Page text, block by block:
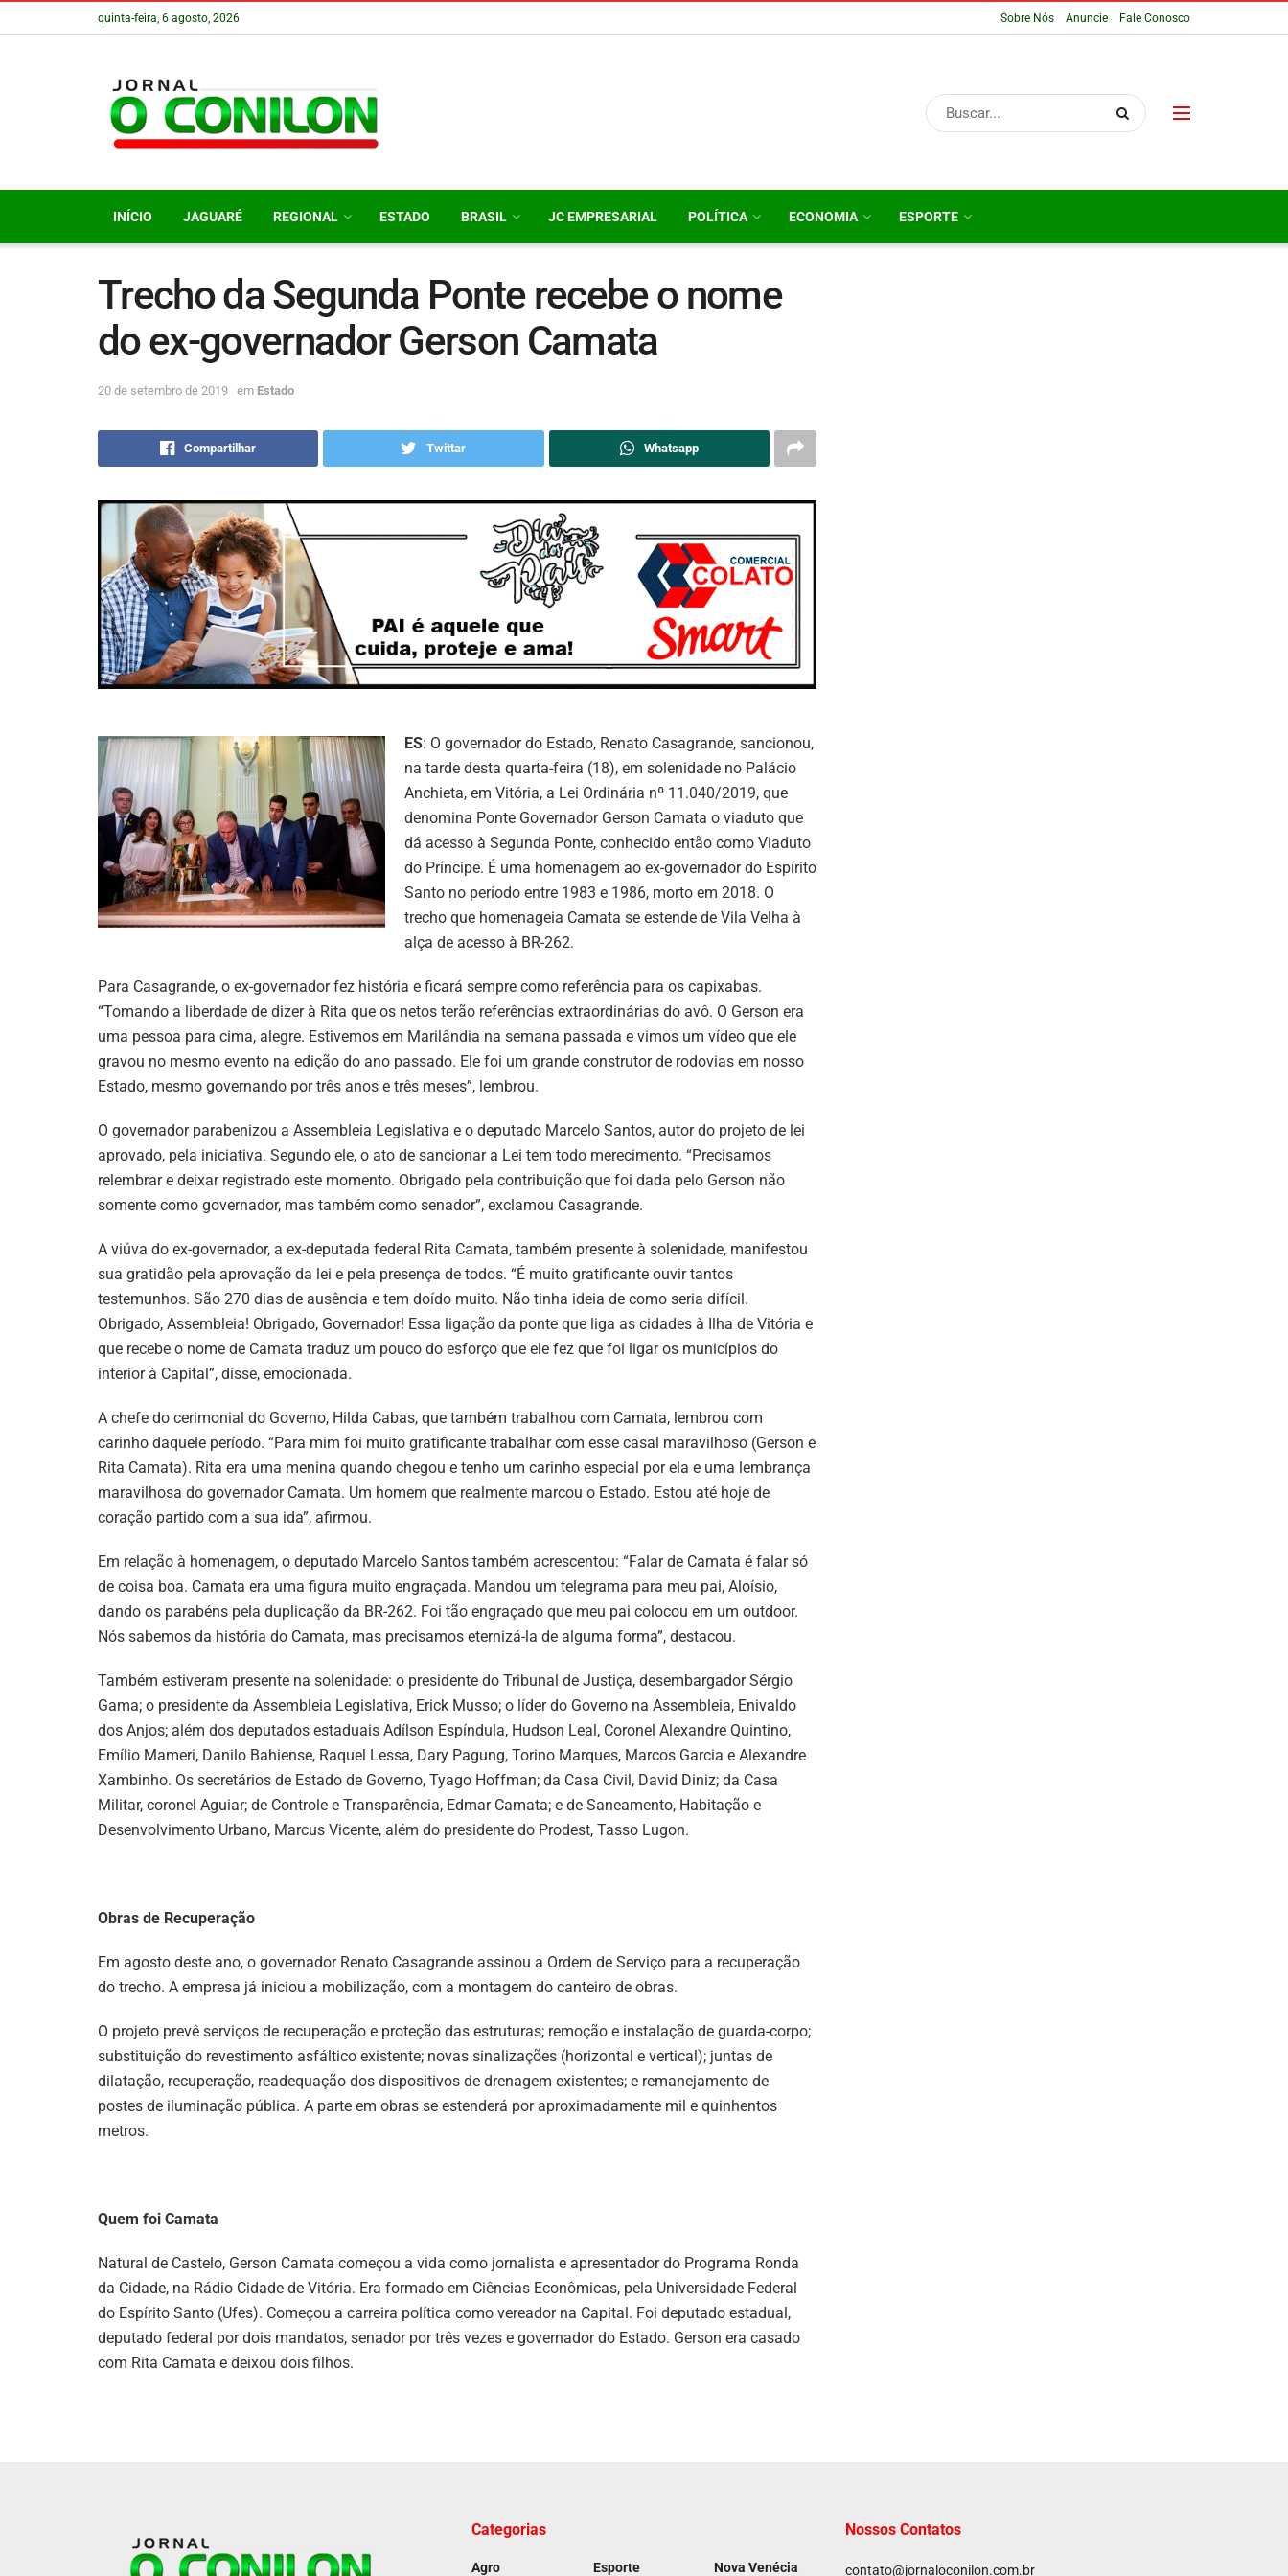
quinta-feira, 6 agosto, 2026 Sobre Nós Anuncie Fale Conosco
INÍCIO JAGUARÉ REGIONAL ESTADO BRASIL JC EMPRESARIAL POLÍTICA ECONOMIA ESPORTE
Trecho da Segunda Ponte recebe o nome
do ex-governador Gerson Camata
20 de setembro de 2019 em Estado
Compartilhar Twittar Whatsapp
ES: O governador do Estado, Renato Casagrande, sancionou,
na tarde desta quarta-feira (18), em solenidade no Palácio
Anchieta, em Vitória, a Lei Ordinária nº 11.040/2019, que
denomina Ponte Governador Gerson Camata o viaduto que
dá acesso à Segunda Ponte, conhecido então como Viaduto
do Príncipe. É uma homenagem ao ex-governador do Espírito
Santo no período entre 1983 e 1986, morto em 2018. O
trecho que homenageia Camata se estende de Vila Velha à
alça de acesso à BR-262.
Para Casagrande, o ex-governador fez história e ficará sempre como referência para os capixabas.
“Tomando a liberdade de dizer à Rita que os netos terão referências extraordinárias do avô. O Gerson era
uma pessoa para cima, alegre. Estivemos em Marilândia na semana passada e vimos um vídeo que ele
gravou no mesmo evento na edição do ano passado. Ele foi um grande construtor de rodovias em nosso
Estado, mesmo governando por três anos e três meses”, lembrou.
O governador parabenizou a Assembleia Legislativa e o deputado Marcelo Santos, autor do projeto de lei
aprovado, pela iniciativa. Segundo ele, o ato de sancionar a Lei tem todo merecimento. “Precisamos
relembrar e deixar registrado este momento. Obrigado pela contribuição que foi dada pelo Gerson não
somente como governador, mas também como senador”, exclamou Casagrande.
A viúva do ex-governador, a ex-deputada federal Rita Camata, também presente à solenidade, manifestou
sua gratidão pela aprovação da lei e pela presença de todos. “É muito gratificante ouvir tantos
testemunhos. São 270 dias de ausência e tem doído muito. Não tinha ideia de como seria difícil.
Obrigado, Assembleia! Obrigado, Governador! Essa ligação da ponte que liga as cidades à Ilha de Vitória e
que recebe o nome de Camata traduz um pouco do esforço que ele fez que foi ligar os municípios do
interior à Capital”, disse, emocionada.
A chefe do cerimonial do Governo, Hilda Cabas, que também trabalhou com Camata, lembrou com
carinho daquele período. “Para mim foi muito gratificante trabalhar com esse casal maravilhoso (Gerson e
Rita Camata). Rita era uma menina quando chegou e tenho um carinho especial por ela e uma lembrança
maravilhosa do governador Camata. Um homem que realmente marcou o Estado. Estou até hoje de
coração partido com a sua ida”, afirmou.
Em relação à homenagem, o deputado Marcelo Santos também acrescentou: “Falar de Camata é falar só
de coisa boa. Camata era uma figura muito engraçada. Mandou um telegrama para meu pai, Aloísio,
dando os parabéns pela duplicação da BR-262. Foi tão engraçado que meu pai colocou em um outdoor.
Nós sabemos da história do Camata, mas precisamos eternizá-la de alguma forma”, destacou.
Também estiveram presente na solenidade: o presidente do Tribunal de Justiça, desembargador Sérgio
Gama; o presidente da Assembleia Legislativa, Erick Musso; o líder do Governo na Assembleia, Enivaldo
dos Anjos; além dos deputados estaduais Adílson Espíndula, Hudson Leal, Coronel Alexandre Quintino,
Emílio Mameri, Danilo Bahiense, Raquel Lessa, Dary Pagung, Torino Marques, Marcos Garcia e Alexandre
Xambinho. Os secretários de Estado de Governo, Tyago Hoffman; da Casa Civil, David Diniz; da Casa
Militar, coronel Aguiar; de Controle e Transparência, Edmar Camata; e de Saneamento, Habitação e
Desenvolvimento Urbano, Marcus Vicente, além do presidente do Prodest, Tasso Lugon.
Obras de Recuperação
Em agosto deste ano, o governador Renato Casagrande assinou a Ordem de Serviço para a recuperação
do trecho. A empresa já iniciou a mobilização, com a montagem do canteiro de obras.
O projeto prevê serviços de recuperação e proteção das estruturas; remoção e instalação de guarda-corpo;
substituição do revestimento asfáltico existente; novas sinalizações (horizontal e vertical); juntas de
dilatação, recuperação, readequação dos dispositivos de drenagem existentes; e remanejamento de
postes de iluminação pública. A parte em obras se estenderá por aproximadamente mil e quinhentos
metros.
Quem foi Camata
Natural de Castelo, Gerson Camata começou a vida como jornalista e apresentador do Programa Ronda
da Cidade, na Rádio Cidade de Vitória. Era formado em Ciências Econômicas, pela Universidade Federal
do Espírito Santo (Ufes). Começou a carreira política como vereador na Capital. Foi deputado estadual,
deputado federal por dois mandatos, senador por três vezes e governador do Estado. Gerson era casado
com Rita Camata e deixou dois filhos.
Categorias
Agro Esporte Nova Venécia
Nossos Contatos
contato@jornaloconilon.com.br